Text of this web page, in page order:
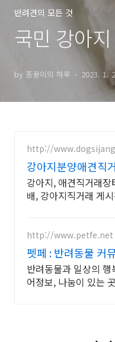
반려견의 모든 것
국민 강아
by 종꿍이의 하루 2023. 1.
http://
강아지분양애견직
강아지, 애견직거래
배, 강아지직거래 게
http://www.petfe.net
펫페 : 반려동물 커
반려동물과 일상의 행
어정보, 나눔이 있는